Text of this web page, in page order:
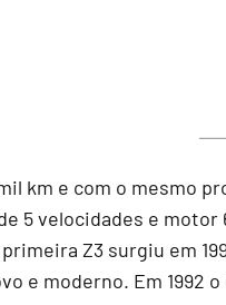
km e com o mesmo
5 velocidades e
primeira Z3 surgiu em
e moderno. Em 1992